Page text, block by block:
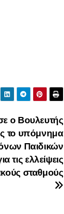
ο Βουλευτής
το υπόμνημα
Παιδικών
τις ελλείψεις
σταθμούς